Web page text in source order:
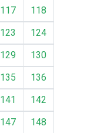
117
118
123
124
129
130
135
136
141
142
147
148